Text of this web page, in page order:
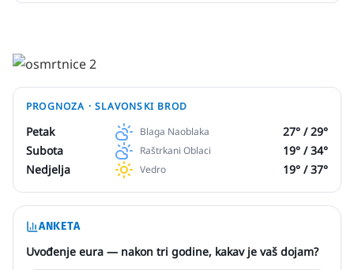
PROGNOZA ·SLAVONSKI BROD
Petak Blaga Naoblaka 27° /29°
Subota
Raštrkani Oblaci 19° /34°
Nedjelja
Vedro 19° /37°
ANKETA
Uvođenje eura — nakon tri godine, kakav je vaš dojam?